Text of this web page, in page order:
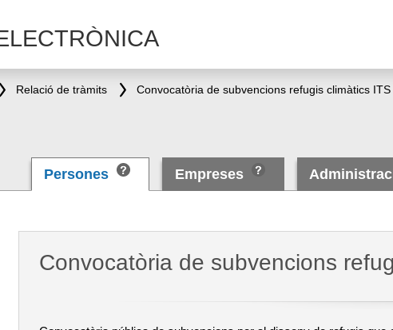
Relació de tràmits Convocatòria de subvencions refugis climàtics ITS
Persones Empreses
Convocatòria de subvencions